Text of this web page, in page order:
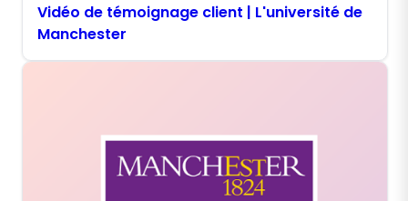
Vidéo de témoignage client | L'université de
Manchester